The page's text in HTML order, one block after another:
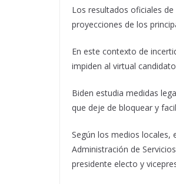
Los resultados oficiales de
proyecciones de los
En este contexto de
impiden al virtual
Biden estudia medidas
que deje de bloquear y
Según los medios locales,
Administración de
presidente electo y